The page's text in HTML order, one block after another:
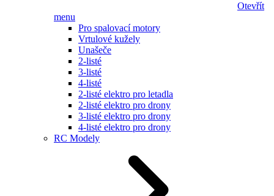
Otevřít
menu
Pro spalovací motory
Vrtulové kužely
Unašeče
2-listé
3-listé
4-listé
2-listé elektro pro letadla
2-listé elektro pro drony
3-listé elektro pro drony
4-listé elektro pro drony
RC Modely